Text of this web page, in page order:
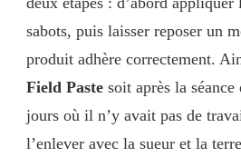
sabots, puis laisser reposer un
produit adhère correctement.
Field Paste soit après la
jours où il n’y avait pas de
l’enlever avec la sueur et la